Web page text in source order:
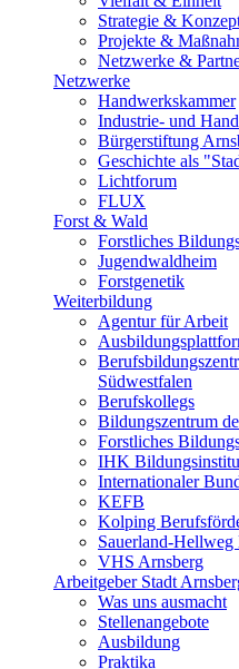
Strategie &
Projekte &
Netzwerke &
Netzwerke
Handwerkskammer
Industrie- und
Bürgerstiftung
Geschichte als
Lichtforum
FLUX
Forst & Wald
Forstliches
Jugendwaldheim
Forstgenetik
Weiterbildung
Agentur für Arbeit
Südwestfalen
Berufskollegs
Bildungszentrum
Forstliches
IHK
Internationaler
KEFB
Kolping
Sauerland-
VHS Arnsberg
Arbeitgeber Stadt
Was uns ausmacht
Stellenangebote
Ausbildung
Praktika